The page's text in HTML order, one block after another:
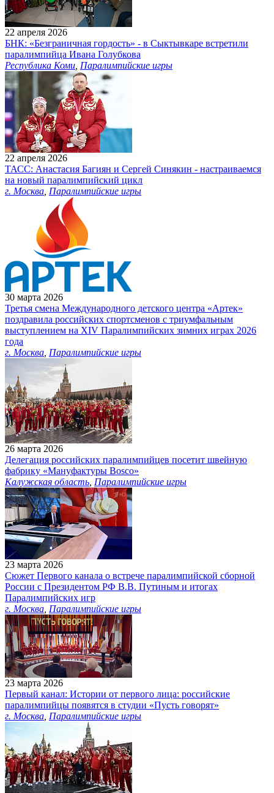
22 апреля 2026
БНК: «Безграничная гордость» - в Сыктывкаре встретили
паралимпийца Ивана Голубкова
Республика Коми Паралимпийские игры
22 апреля 2026
ТАСС: Анастасия Багиян и Сергей Синякин - настраиваемся
на новый паралимпийский цикл
г. Москва Паралимпийские игры
30 марта 2026
Третья смена Международного детского центра «Артек»
поздравила российских спортсменов с триумфальным
выступлением на XIV Паралимпийских зимних играх 2026
года
г. Москва Паралимпийские игры
26 марта 2026
Делегация российских паралимпийцев посетит швейную
фабрику «Мануфактуры Bosco»
Калужская область Паралимпийские игры
23 марта 2026
Сюжет Первого канала о встрече паралимпийской сборной
России с Президентом РФ В.В. Путиным и итогах
Паралимпийских игр
г. Москва Паралимпийские игры
23 марта 2026
Первый канал: Истории от первого лица: российские
паралимпийцы появятся в студии «Пусть говорят»
г. Москва Паралимпийские игры